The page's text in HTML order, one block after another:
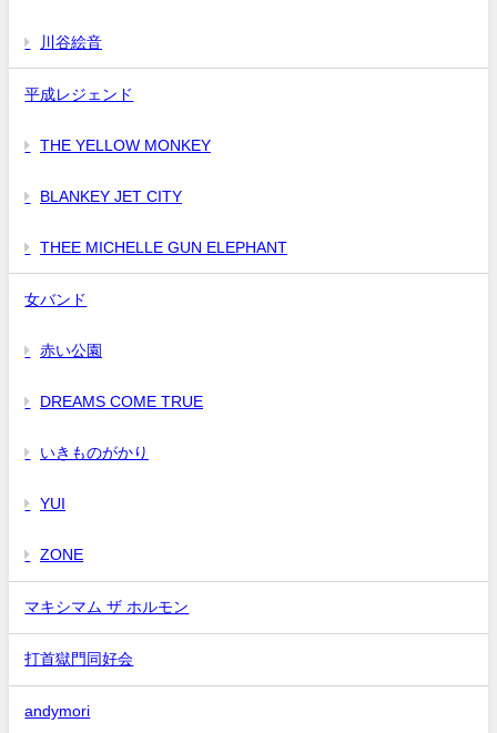
川谷絵音
平成レジェンド
THE YELLOW MONKEY
BLANKEY JET CITY
THEE MICHELLE GUN ELEPHANT
女バンド
赤い公園
DREAMS COME TRUE
いきものがかり
YUI
ZONE
マキシマム ザ ホルモン
打首獄門同好会
andymori